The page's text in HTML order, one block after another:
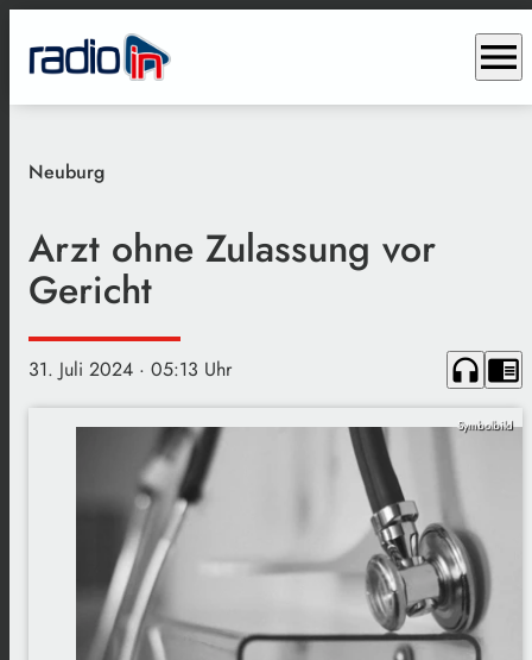
menu
Neuburg
Arzt ohne Zulassung vor
Gericht
31. Juli 2024 · 05:13 Uhr headphones chrome_reader_mode
Symbolbild